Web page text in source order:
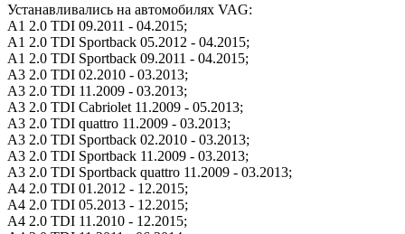
Устанавливались на автомобилях VAG:
A1 2.0 TDI 09.2011 - 04.2015;
A1 2.0 TDI Sportback 05.2012 - 04.2015;
A1 2.0 TDI Sportback 09.2011 - 04.2015;
A3 2.0 TDI 02.2010 - 03.2013;
A3 2.0 TDI 11.2009 - 03.2013;
A3 2.0 TDI Cabriolet 11.2009 - 05.2013;
A3 2.0 TDI quattro 11.2009 - 03.2013;
A3 2.0 TDI Sportback 02.2010 - 03.2013;
A3 2.0 TDI Sportback 11.2009 - 03.2013;
A3 2.0 TDI Sportback quattro 11.2009 - 03.2013;
A4 2.0 TDI 01.2012 - 12.2015;
A4 2.0 TDI 05.2013 - 12.2015;
A4 2.0 TDI 11.2010 - 12.2015;